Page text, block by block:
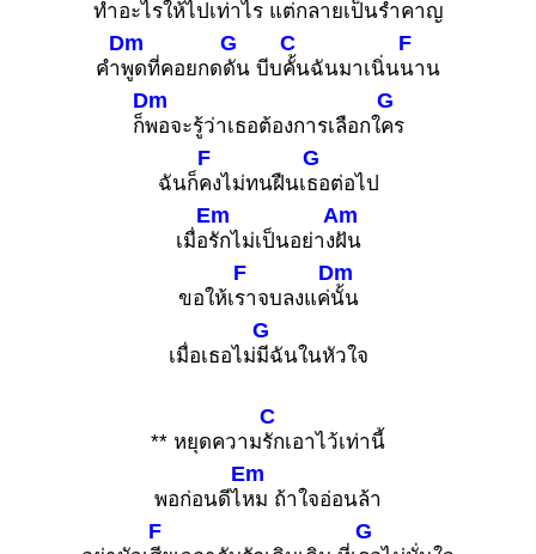
ทำอะไรให้ไปเท่าไร แต่กลายเป็นรำคาญ
คำ
Dm
พูดที่คอยกด
G
ดัน บีบ
C
คั้นฉันมาเนิ่น
F
นาน
ก็
Dm
พอจะรู้ว่าเธอต้องการเลือกใ
G
คร
ฉันก็
F
คงไม่ทนฝืนเ
G
ธอต่อไป
เมื่อ
Em
รักไม่เป็นอย่าง
Am
ฝัน
ขอให้เ
F
ราจบลงแค่
Dm
นั้น
เมื่อเธอไม่
G
มีฉันในหัวใจ
** หยุดความ
C
รักเอาไว้เท่านี้
พอก่อนดีไ
Em
หม ถ้าใจอ่อนล้า
F G